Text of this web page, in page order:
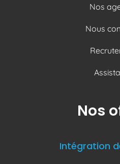
Nos
Nous
Nos
Intégration